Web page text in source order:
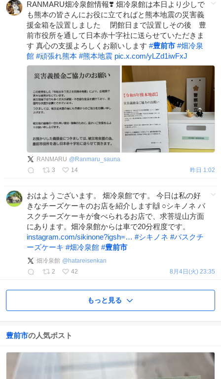
RANMARU畑冷泉館情報❣️ 畑冷泉館は本日より少しで
も熊本の皆さんにお役に立てればと熊本地震の災害義
援金箱を設置しました 閉館日まで設置しその後 豊
前市役所を通して日本赤十字社に送らせていただきま
す 真心の支援よろしくお願いします #豊前市 #畑冷泉
館 #頑張れ熊本 #熊本地震 pic.x.com/yLZd1iwFxJ
RANMARU @ Ranmaru_sauna
3
14 昨日 1:02
おはようございます。 畑冷泉館です。 今日は私の好
きなチーズケーキのお店を紹介します🙌 ○シキノネ バ
スクチーズケーキが食べられるお店で、求菩堤山方面
にあります。畑冷泉館からは車で20分程度です。
instagram.com/sikinone?igsh=… #シキノネ #バスクチ
ーズケーキ #畑冷泉館 #豊前市
畑冷泉館 @ hatareisenkan
2
42 8月4日(火) 23:35
もっと見る
豊前市の人気ポスト